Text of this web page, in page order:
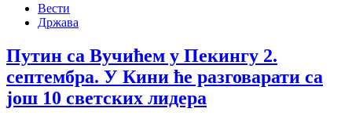
Вести
Држава
Путин са Вучићем у Пекингу 2.
септембра. У Кини ће разговарати са
још 10 светских лидера